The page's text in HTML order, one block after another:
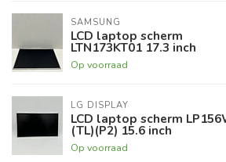
SAMSUNG
LCD laptop scherm
LTN173KT01 17.3 inch
Op voorraad
LG DISPLAY
LCD laptop scherm
(TL)(P2) 15.6 inch
Op voorraad